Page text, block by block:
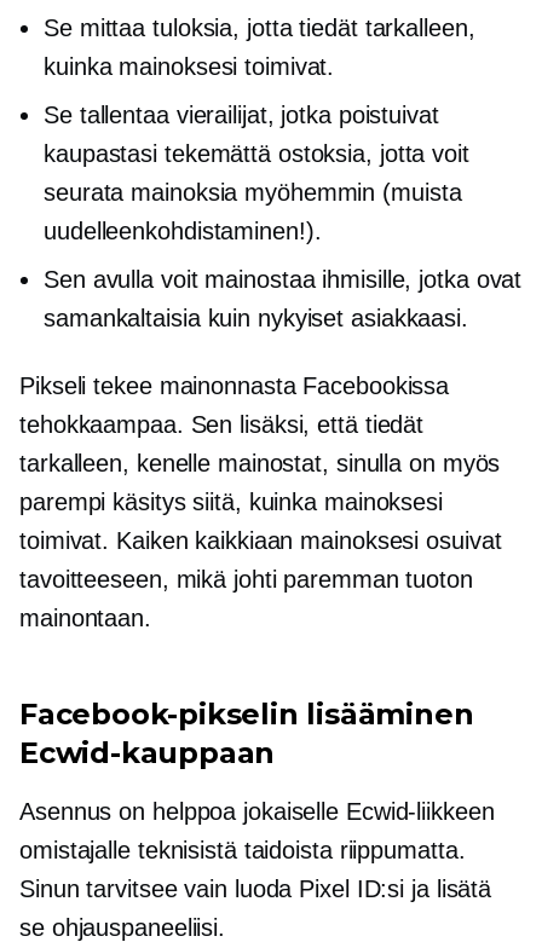
Se mittaa tuloksia, jotta tiedät tarkalleen,
kuinka mainoksesi toimivat.
Se tallentaa vierailijat, jotka poistuivat
kaupastasi tekemättä ostoksia, jotta voit
seurata mainoksia myöhemmin (muista
uudelleenkohdistaminen!).
Sen avulla voit mainostaa ihmisille, jotka ovat
samankaltaisia ​​kuin nykyiset asiakkaasi.
Pikseli tekee mainonnasta Facebookissa
tehokkaampaa. Sen lisäksi, että tiedät
tarkalleen, kenelle mainostat, sinulla on myös
parempi käsitys siitä, kuinka mainoksesi
toimivat. Kaiken kaikkiaan mainoksesi osuivat
tavoitteeseen, mikä johti paremman tuoton
mainontaan.
Facebook-pikselin lisääminen
Ecwid-kauppaan
Asennus on helppoa jokaiselle Ecwid-liikkeen
omistajalle teknisistä taidoista riippumatta.
Sinun tarvitsee vain luoda Pixel ID:si ja lisätä
se ohjauspaneeliisi.